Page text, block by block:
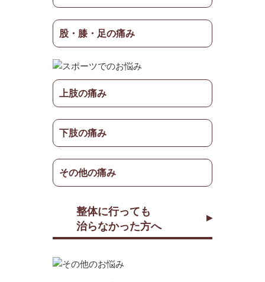
股・膝・足の痛み
上肢の痛み
下肢の痛み
その他の痛み
整体に行っても
治らなかった方へ